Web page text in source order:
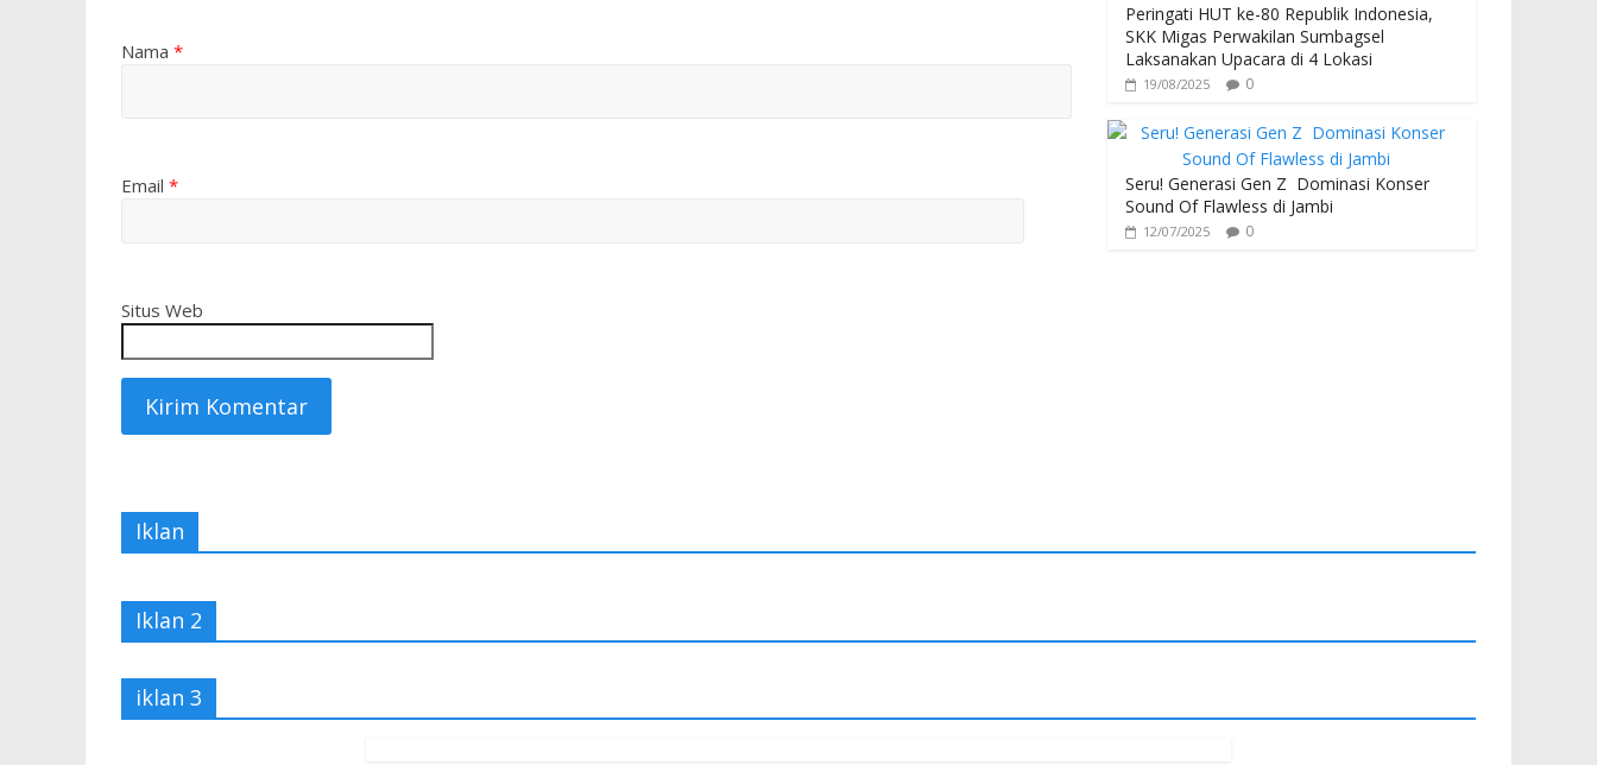
Nama *
Email *
Situs Web
Peringati HUT ke-80 Republik Indonesia,
SKK Migas Perwakilan Sumbagsel
Laksanakan Upacara di 4 Lokasi
19/08/2025 0
Seru! Generasi Gen Z Dominasi Konser
Sound Of Flawless di Jambi
12/07/2025 0
Iklan
Iklan 2
iklan 3